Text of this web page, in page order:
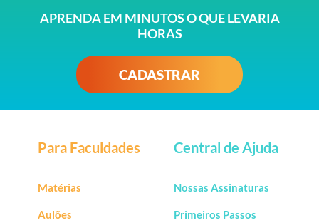
APRENDA EM MINUTOS O QUE LEVARIA
HORAS
CADASTRAR
Para Faculdades
Matérias
Aulões
Central de Ajuda
Nossas Assinaturas
Primeiros Passos